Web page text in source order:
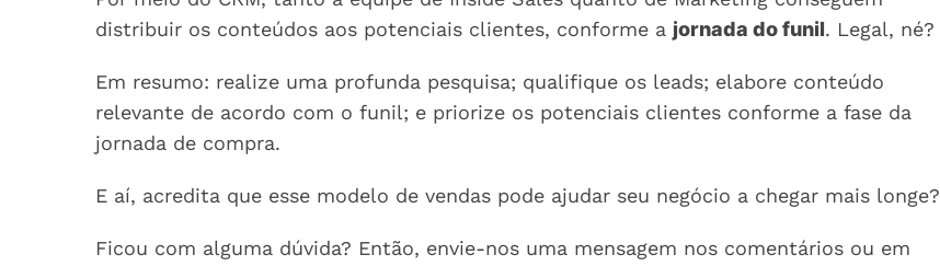
distribuir os conteúdos aos potenciais clientes, conforme a jornada do funil. Legal, né?
Em resumo: realize uma profunda pesquisa; qualifique os leads; elabore conteúdo
relevante de acordo com o funil; e priorize os potenciais clientes conforme a fase da
jornada de compra.
E aí, acredita que esse modelo de vendas pode ajudar seu negócio a chegar mais longe?
Ficou com alguma dúvida? Então, envie-nos uma mensagem nos comentários ou em